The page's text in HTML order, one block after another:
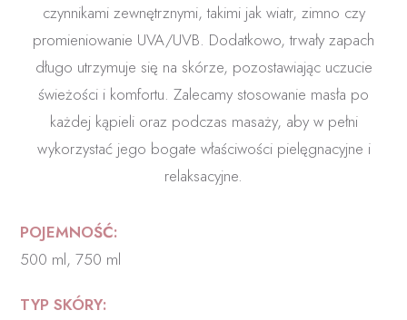
czynnikami zewnętrznymi, takimi jak wiatr, zimno czy
promieniowanie UVA/UVB. Dodatkowo, trwały zapach
długo utrzymuje się na skórze, pozostawiając uczucie
świeżości i komfortu. Zalecamy stosowanie masła po
każdej kąpieli oraz podczas masaży, aby w pełni
wykorzystać jego bogate właściwości pielęgnacyjne i
relaksacyjne.
POJEMNOŚĆ:
500 ml, 750 ml
TYP SKÓRY: